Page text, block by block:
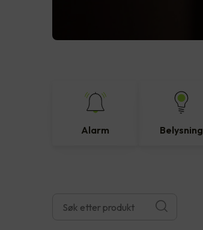
Alarm Belysning